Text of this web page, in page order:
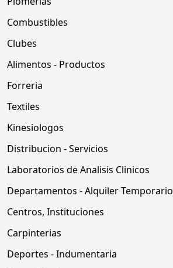
Combustibles
Clubes
Alimentos - Productos
Forreria
Textiles
Kinesiologos
Distribucion - Servicios
Laboratorios de Analisis Clinicos
Departamentos - Alquiler Temporario
Centros, Instituciones
Carpinterias
Deportes - Indumentaria